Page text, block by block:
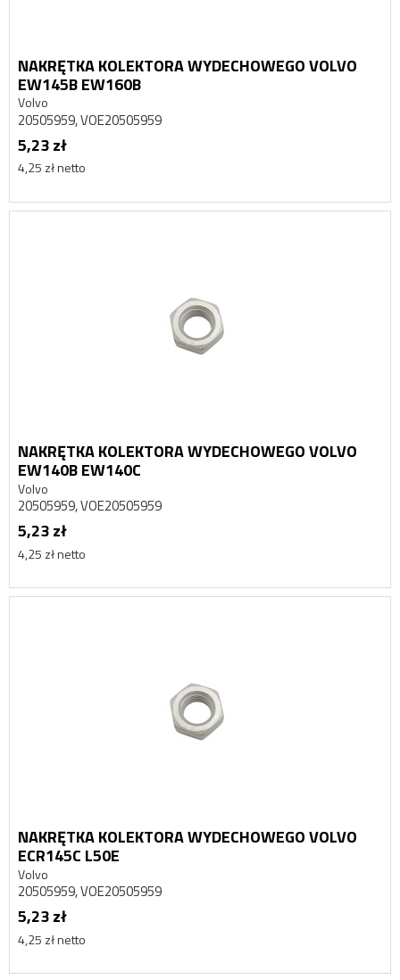
NAKRĘTKA KOLEKTORA WYDECHOWEGO VOLVO
EW145B EW160B
Volvo
20505959, VOE20505959
5,23 zł
4,25 zł netto
NAKRĘTKA KOLEKTORA WYDECHOWEGO VOLVO
EW140B EW140C
Volvo
20505959, VOE20505959
5,23 zł
4,25 zł netto
NAKRĘTKA KOLEKTORA WYDECHOWEGO VOLVO
ECR145C L50E
Volvo
20505959, VOE20505959
5,23 zł
4,25 zł netto